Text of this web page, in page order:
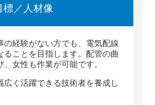
標／人材像
の経験がない方でも、電気配線
ることを目指します。配管の曲
女性も作業が可能です。
広く活躍できる技術者を養成し